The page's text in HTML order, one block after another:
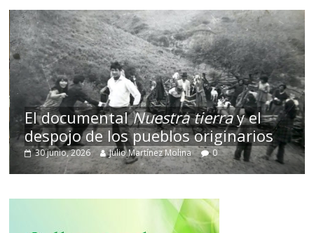
El documentalNuestra tierray el
despojo de los pueblos originarios
30 junio, 2026 Julio Martínez Molina 0